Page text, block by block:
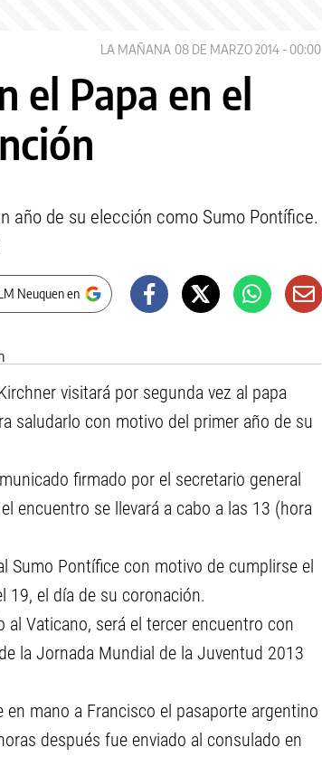
LA MAÑANA 08 DE MARZO 2014 - 00:00
el Papa en el
año de su elección como Sumo Pontífice.
Neuquen en
visitará por segunda vez al papa
saludarlo con motivo del primer año de su
firmado por el secretario general
encuentro se llevará a cabo a las 13 (hora
Sumo Pontífice con motivo de cumplirse el
19, el día de su coronación.
al Vaticano, será el tercer encuentro con
la Jornada Mundial de la Juventud 2013
mano a Francisco el pasaporte argentino
después fue enviado al consulado en